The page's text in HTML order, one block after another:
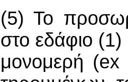
(5) Το
στο εδάφιο (1)
μονομερή (ex